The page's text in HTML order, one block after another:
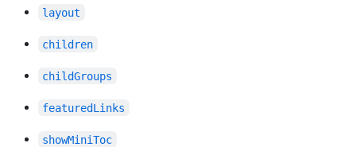
layout
children
childGroups
featuredLinks
showMiniToc